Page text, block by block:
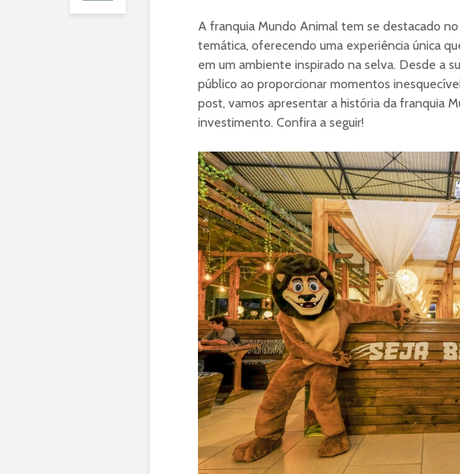
A franquia Mundo Animal tem se destacado
temática, oferecendo uma experiência única
em um ambiente inspirado na selva. Desde a
público ao proporcionar momentos
post, vamos apresentar a história da franquia
investimento. Confira a seguir!